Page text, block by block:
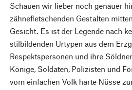
Schauen wir lieber noch genauer
zähnefletschenden Gestalten
Gesicht. Es ist der Legende nach
stilbildenden Urtypen aus dem
Respektspersonen und ihre
Könige, Soldaten, Polizisten und
vom einfachen Volk harte Nüsse